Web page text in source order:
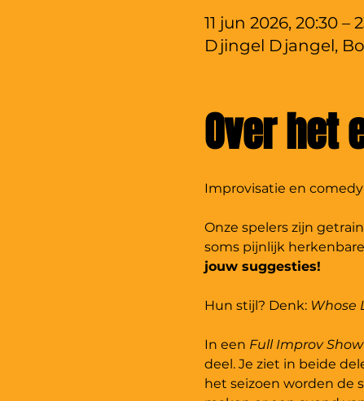
11 jun 2026, 20:30 –
Djingel Djangel,
Over het
Improvisatie en
Onze spelers zijn
soms pijnlijk
jouw suggesties!
Hun stijl? Denk: Whose
In een Full Improv Show
deel. Je ziet in beide
het seizoen worden de